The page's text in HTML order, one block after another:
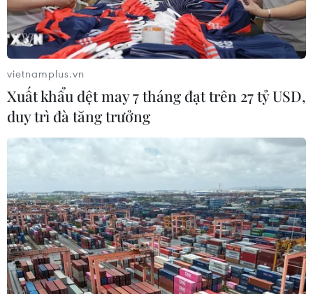
Công viên nước Florida Water Park-NovaWorld Phan Thiet.
vietnamplus.vn
Xuất khẩu dệt may 7 tháng đạt trên 27 tỷ USD,
duy trì đà tăng trưởng